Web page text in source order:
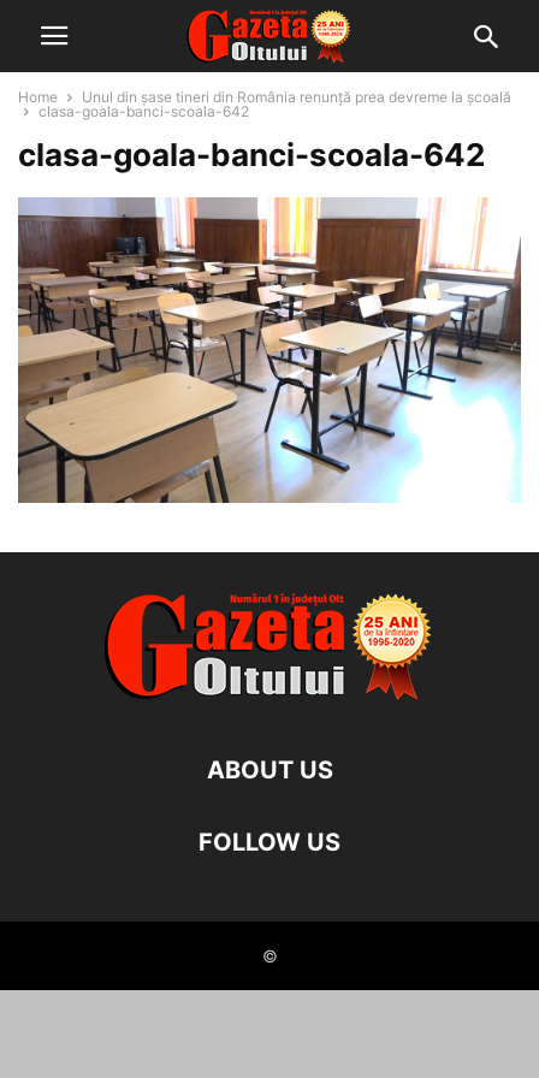
Home
Unul din șase tineri din România renunță prea devreme la școală
clasa-goala-banci-scoala-642
clasa-goala-banci-scoala-642
ABOUT US
FOLLOW US
©